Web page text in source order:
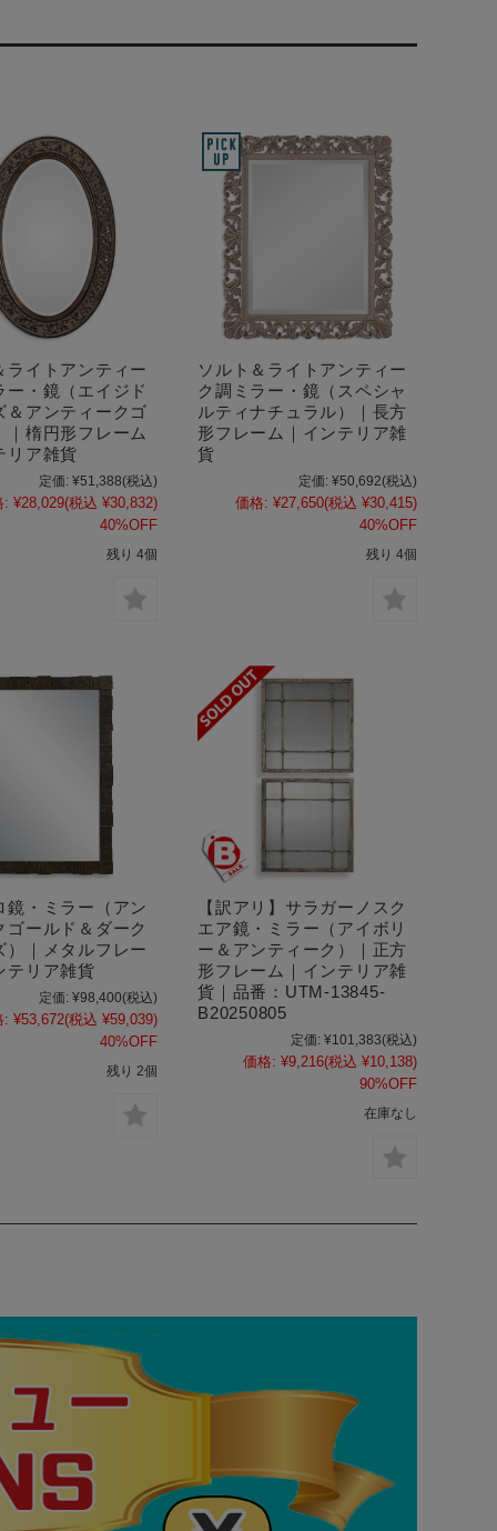
ライトアンティー
ー・鏡（エイジド
＆アンティークゴ
｜楕円形フレーム
リア雑貨
定価: ¥51,388(税込)
: ¥28,029(税込 ¥30,832)
40%OFF
残り 4個
ソルト＆ライトアンティー
ク調ミラー・鏡（スペシャ
ルティナチュラル）｜長方
形フレーム｜インテリア雑
貨
定価: ¥50,692(税込)
価格: ¥27,650(税込 ¥30,415)
40%OFF
残り 4個
鏡・ミラー（アン
ゴールド＆ダーク
）｜メタルフレー
テリア雑貨
定価: ¥98,400(税込)
: ¥53,672(税込 ¥59,039)
40%OFF
残り 2個
【訳アリ】サラガーノスク
エア鏡・ミラー（アイボリ
ー＆アンティーク）｜正方
形フレーム｜インテリア雑
貨｜品番：UTM-13845-
B20250805
定価: ¥101,383(税込)
価格: ¥9,216(税込 ¥10,138)
90%OFF
在庫なし